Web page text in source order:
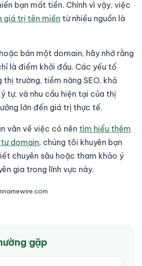
bạn mất tiền. Chính vì vậy, việc
giá trị tên miền từ nhiều nguồn là
bán một domain, hãy nhớ rằng
là điểm khởi đầu. Các yếu tố
thị trường, tiềm năng SEO, khả
tự, và nhu cầu hiện tại của thị
lớn đến giá trị thực tế.
vân về việc có nên tìm hiểu thêm
domain, chúng tôi khuyên bạn
chuyên sâu hoặc tham khảo ý
gia trong lĩnh vực này.
gặp